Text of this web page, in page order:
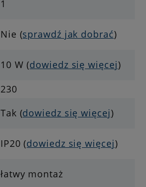
1
Nie (sprawdź jak dobrać)
10 W (dowiedz się więcej)
230
Tak (dowiedz się więcej)
IP20 (dowiedz się więcej)
łatwy montaż